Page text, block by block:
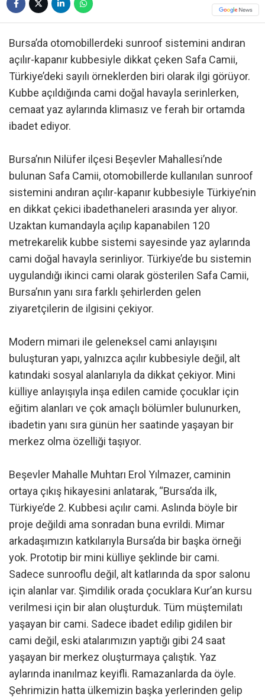
Bursa’da otomobillerdeki sunroof sistemini andıran
açılır-kapanır kubbesiyle dikkat çeken Safa Camii,
Türkiye’deki sayılı örneklerden biri olarak ilgi görüyor.
Kubbe açıldığında cami doğal havayla serinlerken,
cemaat yaz aylarında klimasız ve ferah bir ortamda
ibadet ediyor.
Bursa’nın Nilüfer ilçesi Beşevler Mahallesi’nde
bulunan Safa Camii, otomobillerde kullanılan sunroof
sistemini andıran açılır-kapanır kubbesiyle Türkiye’nin
en dikkat çekici ibadethaneleri arasında yer alıyor.
Uzaktan kumandayla açılıp kapanabilen 120
metrekarelik kubbe sistemi sayesinde yaz aylarında
cami doğal havayla serinliyor. Türkiye’de bu sistemin
uygulandığı ikinci cami olarak gösterilen Safa Camii,
Bursa’nın yanı sıra farklı şehirlerden gelen
ziyaretçilerin de ilgisini çekiyor.
Modern mimari ile geleneksel cami anlayışını
buluşturan yapı, yalnızca açılır kubbesiyle değil, alt
katındaki sosyal alanlarıyla da dikkat çekiyor. Mini
külliye anlayışıyla inşa edilen camide çocuklar için
eğitim alanları ve çok amaçlı bölümler bulunurken,
ibadetin yanı sıra günün her saatinde yaşayan bir
merkez olma özelliği taşıyor.
Beşevler Mahalle Muhtarı Erol Yılmazer, caminin
ortaya çıkış hikayesini anlatarak, “Bursa’da ilk,
Türkiye’de 2. Kubbesi açılır cami. Aslında böyle bir
proje değildi ama sonradan buna evrildi. Mimar
arkadaşımızın katkılarıyla Bursa’da bir başka örneği
yok. Prototip bir mini külliye şeklinde bir cami.
Sadece sunrooflu değil, alt katlarında da spor salonu
için alanlar var. Şimdilik orada çocuklara Kur’an kursu
verilmesi için bir alan oluşturduk. Tüm müştemilatı
yaşayan bir cami. Sadece ibadet edilip gidilen bir
cami değil, eski atalarımızın yaptığı gibi 24 saat
yaşayan bir merkez oluşturmaya çalıştık. Yaz
aylarında inanılmaz keyifli. Ramazanlarda da öyle.
Şehrimizin hatta ülkemizin başka yerlerinden gelip